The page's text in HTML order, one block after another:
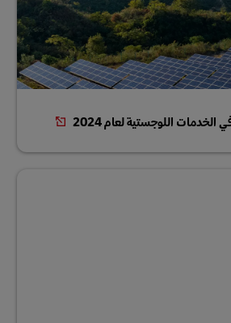
اللوجستية لعام 2024